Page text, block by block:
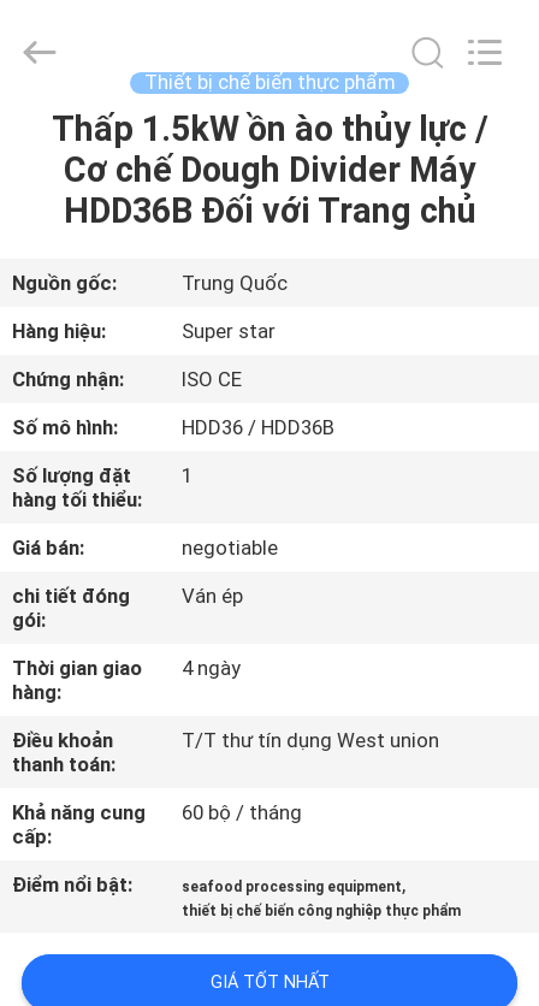
TRANG
CHỦ
SẢN
PHẨM
VỀ
CHÚNG
TÔI
THAM
QUAN
NHÀ
MÁY
KIỂM
SOÁT
LƯỢNG
Guangzhou
IMO
Thiết bị chế biến thực phẩm
Thấp 1.5kW ồn ào thủy lực /
Cơ chế Dough Divider Máy
HDD36B Đối với Trang chủ
Nguồn gốc:
Trung Quốc
Hàng hiệu:
Super star
Chứng nhận:
ISO CE
Số mô hình:
HDD36 / HDD36B
Số lượng đặt
hàng tối thiểu:
1
Giá bán:
negotiable
chi tiết đóng
gói:
Ván ép
Thời gian giao
hàng:
4 ngày
Điều khoản
thanh toán:
T/T thư tín dụng West union
Khả năng cung
cấp:
60 bộ / tháng
Điểm nổi bật: seafood processing equipment,
thiết bị chế biến công nghiệp thực phẩm
GIÁ TỐT NHẤT